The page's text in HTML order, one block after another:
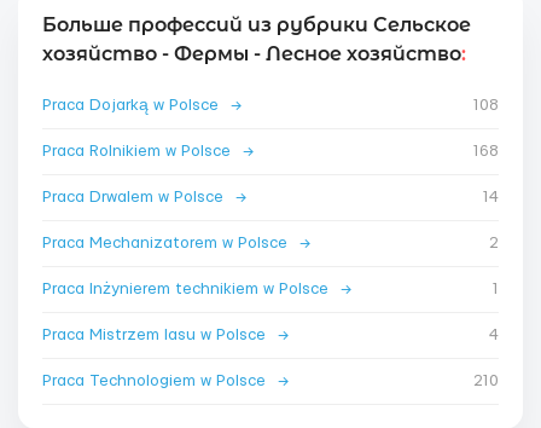
Больше профессий из рубрики Сельское
хозяйство - Фермы - Лесное хозяйство:
Praca Dojarką w Polsce → 108
Praca Rolnikiem w Polsce → 168
Praca Drwalem w Polsce → 14
Praca Mechanizatorem w Polsce → 2
Praca Inżynierem technikiem w Polsce → 1
Praca Mistrzem lasu w Polsce → 4
Praca Technologiem w Polsce → 210